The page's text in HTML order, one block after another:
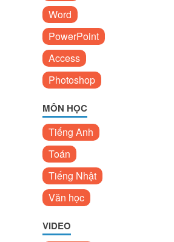
Word
PowerPoint
Access
Photoshop
MÔN HỌC
Tiếng Anh
Toán
Tiếng Nhật
Văn học
VIDEO